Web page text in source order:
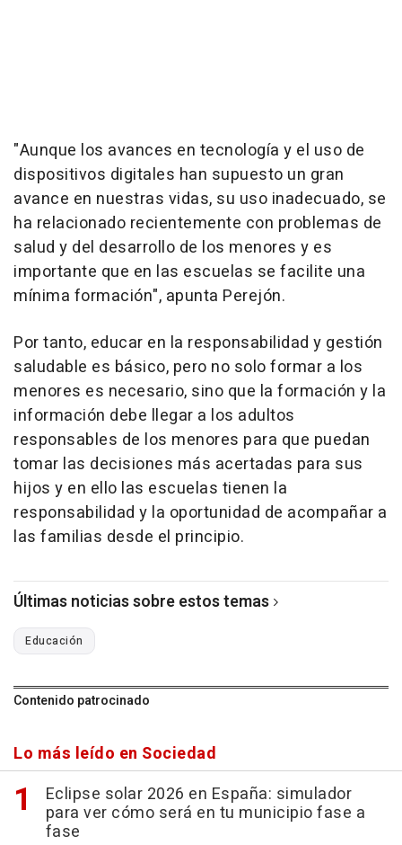
"Aunque los avances en tecnología y el uso de
dispositivos digitales han supuesto un gran
avance en nuestras vidas, su uso inadecuado, se
ha relacionado recientemente con problemas de
salud y del desarrollo de los menores y es
importante que en las escuelas se facilite una
mínima formación", apunta Perejón.
Por tanto, educar en la responsabilidad y gestión
saludable es básico, pero no solo formar a los
menores es necesario, sino que la formación y la
información debe llegar a los adultos
responsables de los menores para que puedan
tomar las decisiones más acertadas para sus
hijos y en ello las escuelas tienen la
responsabilidad y la oportunidad de acompañar a
las familias desde el principio.
Últimas noticias sobre estos temas
Educación
Contenido patrocinado
Lo más leído en Sociedad
Eclipse solar 2026 en España: simulador
para ver cómo será en tu municipio fase a
fase